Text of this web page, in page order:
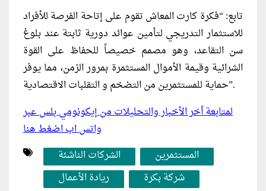
تابع: “فكرة كارت المعاش تقوم على إتاحة الفرصة للأفراد
للاستثمار التدريجي لتأمين عوائد دورية ثابتة عند بلوغ
سن التقاعد، وهو مصمم خصيصاً للحفاظ على القوة
الشرائية وقيمة الأموال المستثمرة بمرور الزمن، مما يوفر
حماية للمستثمرين من التضخم و التقلبات الاقتصادية”.
لمتابعة أخر الأخبار والتحليلات من إيكونومي بلس عبر
واتس اب اضغط هنا
الشركات الناشئة
المستثمرين
ريادة الأعمال
شركة بكرة